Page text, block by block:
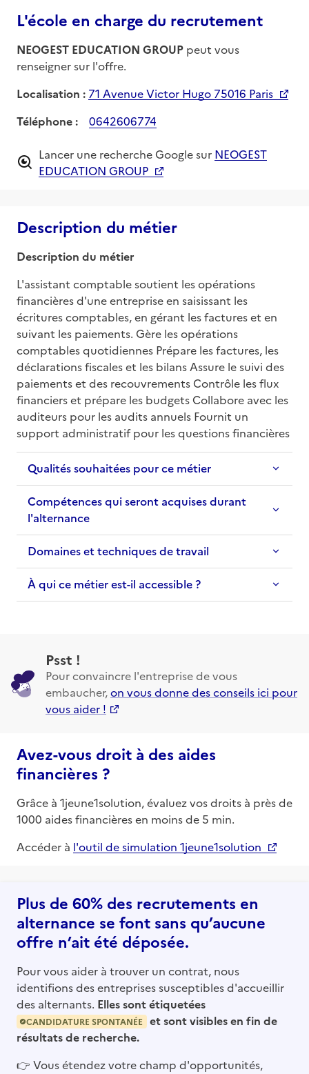
L'école en charge du recrutement
NEOGEST EDUCATION GROUP peut vous
renseigner sur l'offre.
Localisation : 71 Avenue Victor Hugo 75016 Paris
Téléphone :
0642606774
Lancer une recherche Google sur NEOGEST
EDUCATION GROUP
Description du métier
Description du métier
L'assistant comptable soutient les opérations
financières d'une entreprise en saisissant les
écritures comptables, en gérant les factures et en
suivant les paiements. Gère les opérations
comptables quotidiennes Prépare les factures, les
déclarations fiscales et les bilans Assure le suivi des
paiements et des recouvrements Contrôle les flux
financiers et prépare les budgets Collabore avec les
auditeurs pour les audits annuels Fournit un
support administratif pour les questions financières
Qualités souhaitées pour ce métier
Compétences qui seront acquises durant
l'alternance
Domaines et techniques de travail
À qui ce métier est-il accessible ?
Psst !
Pour convaincre l'entreprise de vous
embaucher,on vous donne des conseils ici pour
vous aider !
Avez-vous droit à des aides
financières ?
Grâce à 1jeune1solution, évaluez vos droits à près de
1000 aides financières en moins de 5 min.
Accéder à l'outil de simulation 1jeune1solution
Plus de 60% des recrutements en
alternance se font sans qu’aucune
offre n’ait été déposée.
Pour vous aider à trouver un contrat, nous
identifions des entreprises susceptibles d'accueillir
des alternants. Elles sont étiquetées
CANDIDATURE SPONTANÉE
et sont visibles en fin de
résultats de recherche.
👉 Vous étendez votre champ d'opportunités,